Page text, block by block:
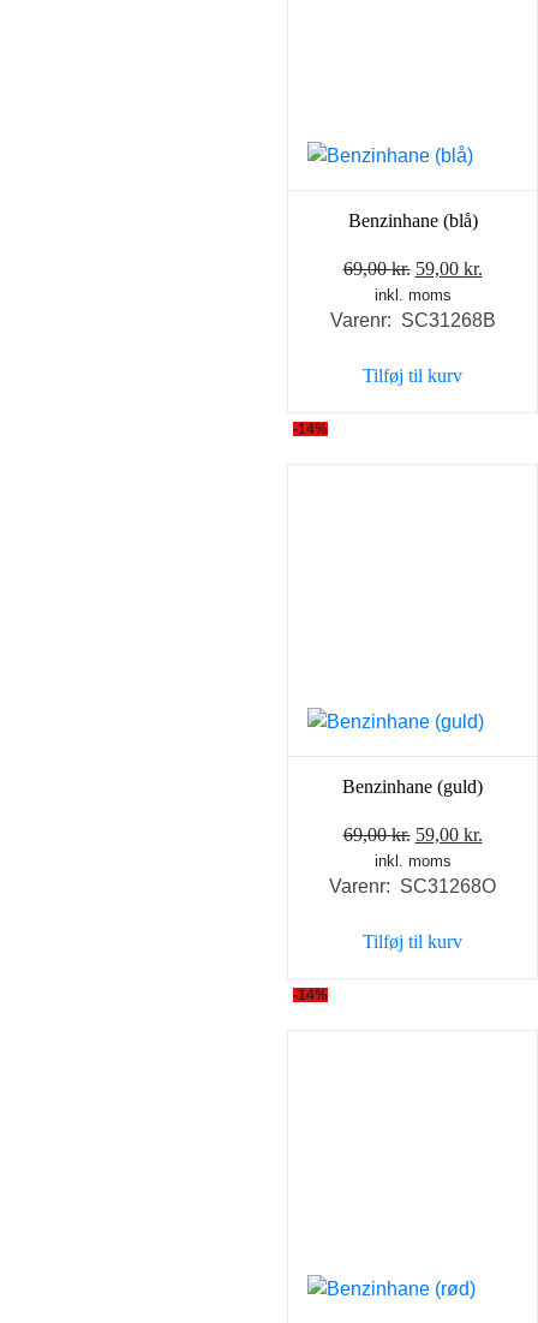
Benzinhane (blå)
69,00kr. Den
oprindelige
pris
69,00 kr..
59,00 kr.
pris
inkl. moms
Varenr: SC31268B
Tilføj til kurv
-14%
Benzinhane (guld)
69,00kr. Den
oprindelige
pris
69,00 kr..
59,00 kr.
pris
inkl. moms
Varenr: SC31268O
Tilføj til kurv
-14%